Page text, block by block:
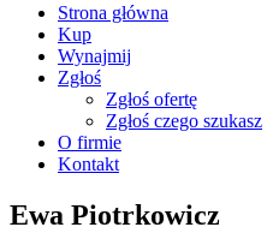
Strona główna
Kup
Wynajmij
Zgłoś
Zgłoś ofertę
Zgłoś czego szukasz
O firmie
Kontakt
Ewa Piotrkowicz